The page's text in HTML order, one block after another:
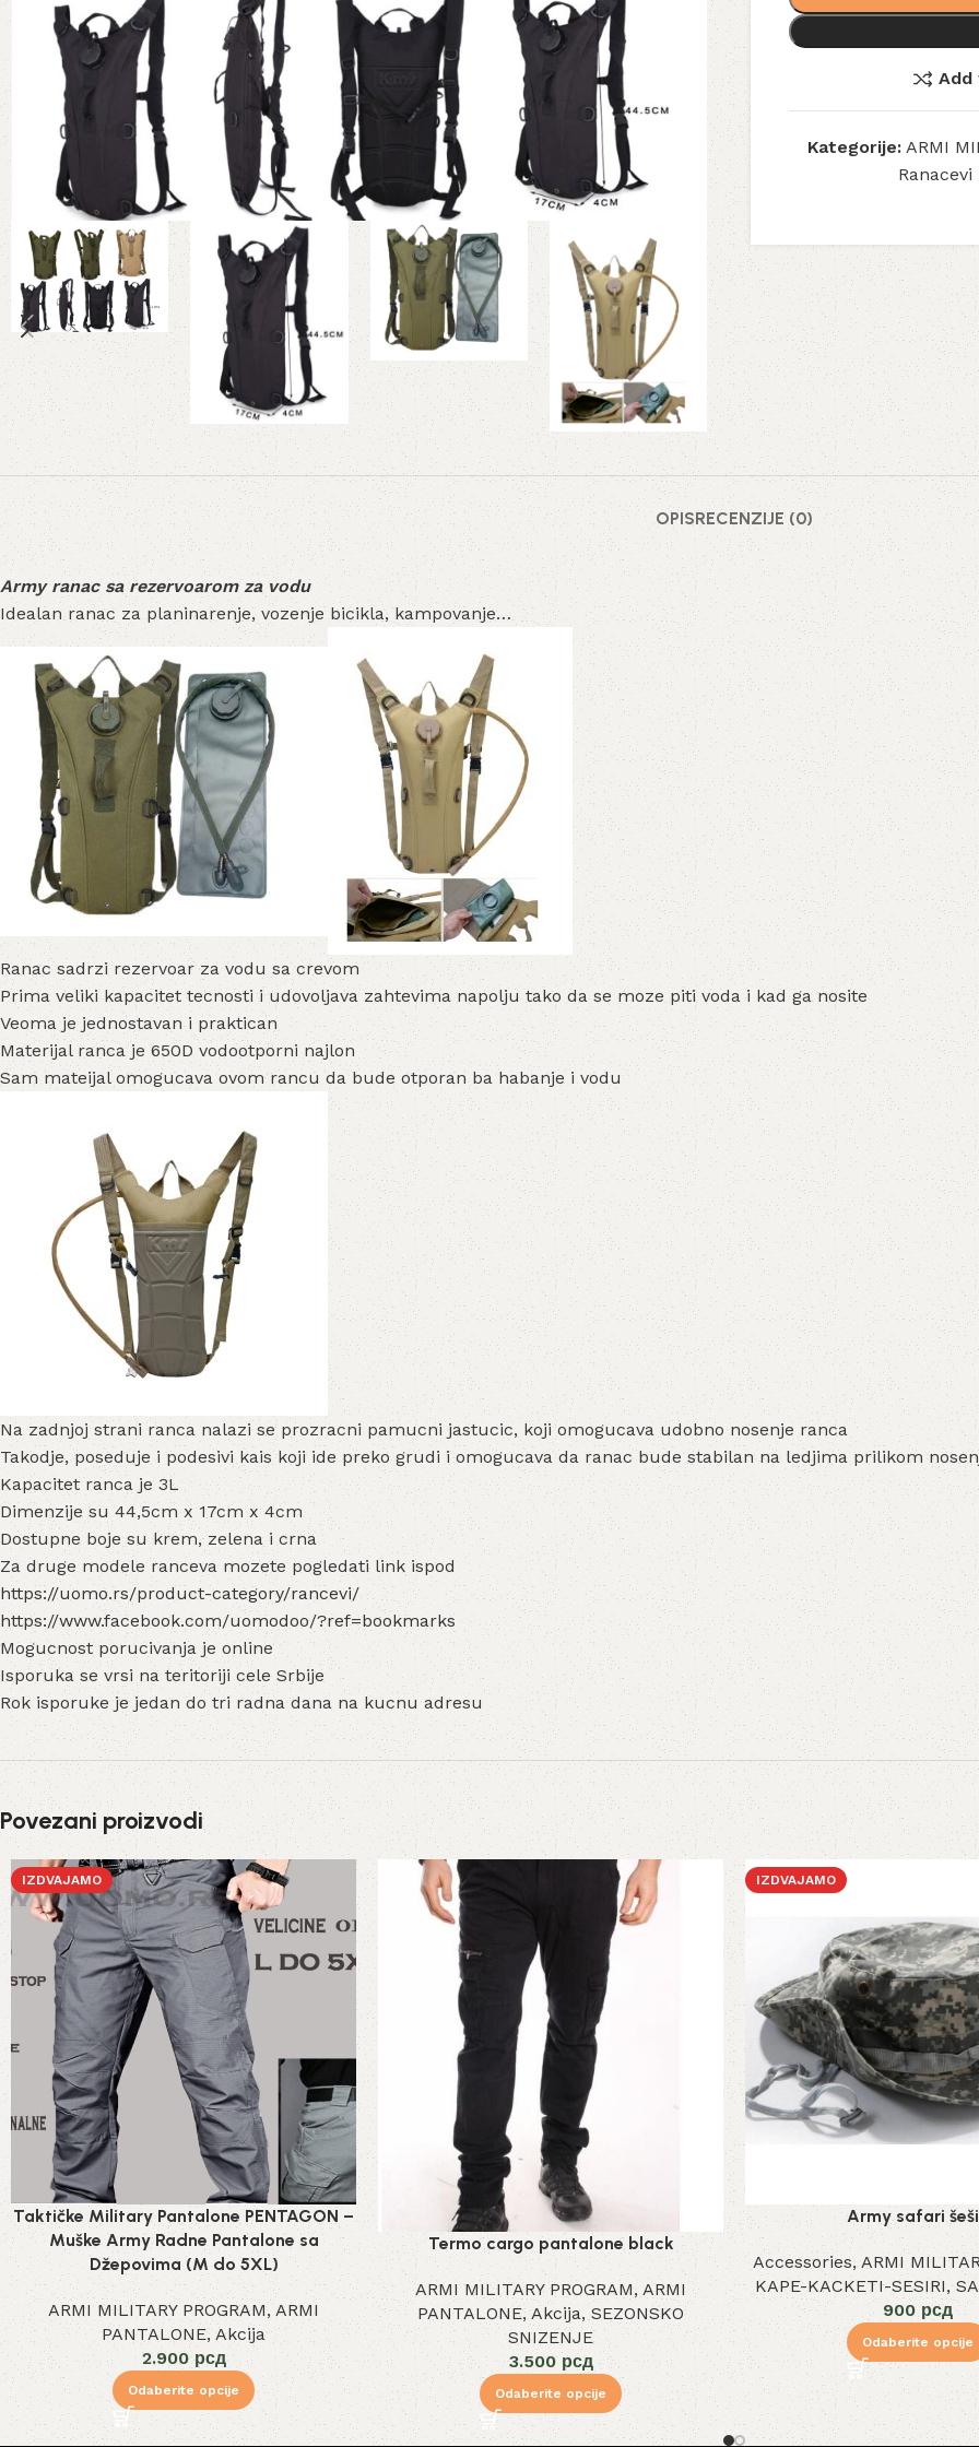
Add
Kategorije: ARMI
OPISRECENZIJE (0)
Army ranac sa rezervoarom za vodu
Idealan ranac za planinarenje, vozenje bicikla, kampovanje…
Ranac sadrzi rezervoar za vodu sa crevom
Prima veliki kapacitet tecnosti i udovoljava zahtevima napolju tako da se moze piti voda i kad ga nosite
Veoma je jednostavan i praktican
Materijal ranca je 650D vodootporni najlon
Sam mateijal omogucava ovom rancu da bude otporan ba habanje i vodu
Na zadnjoj strani ranca nalazi se prozracni pamucni jastucic, koji omogucava udobno nosenje ranca
Takodje, poseduje i podesivi kais koji ide preko grudi i omogucava da ranac bude stabilan na ledjima prilikom
Kapacitet ranca je 3L
Dimenzije su 44,5cm x 17cm x 4cm
Dostupne boje su krem, zelena i crna
Za druge modele ranceva mozete pogledati link ispod
https://uomo.rs/product-category/rancevi/
https://www.facebook.com/uomodoo/?ref=bookmarks
Mogucnost porucivanja je online
Isporuka se vrsi na teritoriji cele Srbije
Rok isporuke je jedan do tri radna dana na kucnu adresu
Povezani proizvodi
IZDVAJAMO
Taktičke Military Pantalone PENTAGON –
Muške Army Radne Pantalone sa
Džepovima (M do 5XL)
ARMI MILITARY PROGRAM,ARMI
PANTALONE, Akcija
2.900рсд
Odaberite opcije
Termo cargo pantalone black
ARMI MILITARY PROGRAM, ARMI
PANTALONE,Akcija, SEZONSKO
SNIZENJE
3.500 рсд
Odaberite opcije
IZDVAJAMO
Army safari
Accessories,ARMI
KAPE-KACKETI-SESIRI,
900 рсд
Odaberite opcije